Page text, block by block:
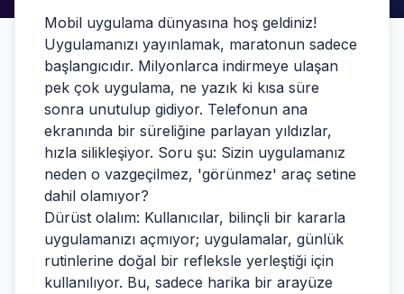
Mobil uygulama dünyasına hoş geldiniz!
Uygulamanızı yayınlamak, maratonun sadece
başlangıcıdır. Milyonlarca indirmeye ulaşan
pek çok uygulama, ne yazık ki kısa süre
sonra unutulup gidiyor. Telefonun ana
ekranında bir süreliğine parlayan yıldızlar,
hızla silikleşiyor. Soru şu: Sizin uygulamanız
neden o vazgeçilmez, 'görünmez' araç setine
dahil olamıyor?
Dürüst olalım: Kullanıcılar, bilinçli bir kararla
uygulamanızı açmıyor; uygulamalar, günlük
rutinlerine doğal bir refleksle yerleştiği için
kullanılıyor. Bu, sadece harika bir arayüze